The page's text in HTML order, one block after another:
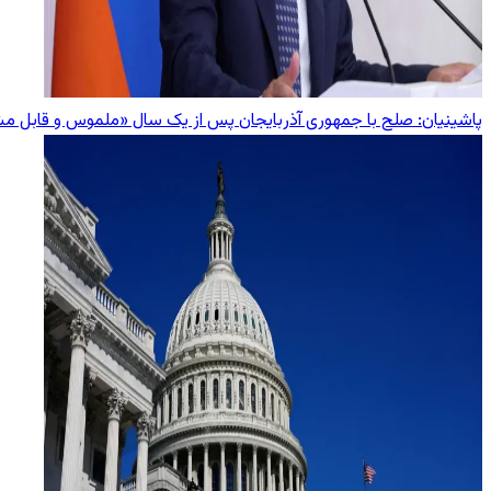
پاشینیان: صلح با جمهوری آذربایجان پس از یک سال «ملموس و